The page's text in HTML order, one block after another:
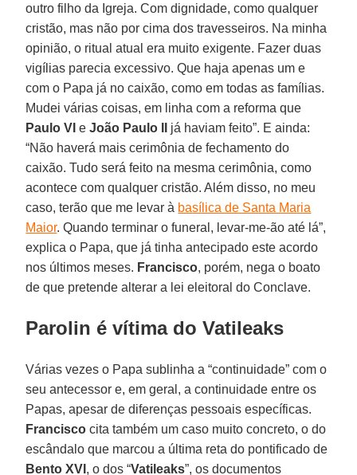
outro filho da Igreja. Com dignidade, como qualquer
cristão, mas não por cima dos travesseiros. Na minha
opinião, o ritual atual era muito exigente. Fazer duas
vigílias parecia excessivo. Que haja apenas um e
com o Papa já no caixão, como em todas as famílias.
Mudei várias coisas, em linha com a reforma que
Paulo VI eJoão Paulo II
já haviam feito”. E ainda:
“Não haverá mais cerimônia de fechamento do
caixão. Tudo será feito na mesma cerimônia, como
acontece com qualquer cristão. Além disso, no meu
caso, terão que me levar à basílica de Santa Maria
Maior. Quando terminar o funeral, levar-me-ão até lá”,
explica o Papa, que já tinha antecipado este acordo
nos últimos meses. Francisco, porém, nega o boato
de que pretende alterar a lei eleitoral do Conclave.
Parolin é vítima do Vatileaks
Várias vezes o Papa sublinha a “continuidade” com o
seu antecessor e, em geral, a continuidade entre os
Papas, apesar de diferenças pessoais específicas.
Francisco cita também um caso muito concreto, o do
escândalo que marcou a última reta do pontificado de
Bento XVI , o dos “Vatileaks”, os documentos